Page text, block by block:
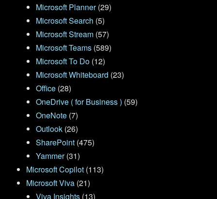
Microsoft Planner(29)
Microsoft Search (5)
Microsoft Stream (57)
Microsoft Teams (589)
Microsoft To Do (12)
Microsoft Whiteboard (23)
Office (28)
OneDrive ( for Business ) (59)
OneNote (7)
Outlook (26)
SharePoint (475)
Yammer(31)
Microsoft Copilot (113)
Microsoft Viva (21)
Viva Insights (13)